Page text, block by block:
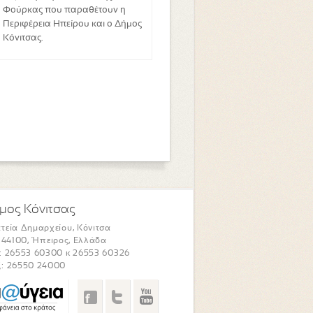
Φούρκας που παραθέτουν η
Περιφέρεια Ηπείρου και ο Δήμος
Κόνιτσας.
Κόνιτσας
Δημαρχείου, Κόνιτσα
44100, Ήπειρος, Ελλάδα
26553 60300 κ 26553 60326
26550 24000